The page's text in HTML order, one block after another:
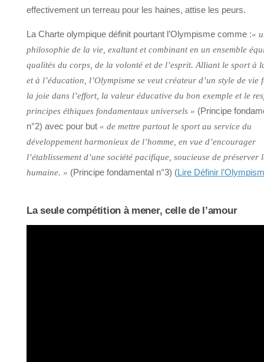
effectivement un terreau pour les haines, attise les peurs.
La Charte olympique définit pourtant l’Olympisme comme :«
philosophie de la vie, exaltant et combinant en un ensemble
qualités du corps, de la volonté et de l’esprit. Alliant le sport à
et à l’éducation, l’Olympisme se veut créateur d’un style de vie
la joie dans l’effort, la valeur éducative du bon exemple et le
principes éthiques fondamentaux universels » (Principe
n°2) avec pour but « de mettre partout le sport au service du
développement harmonieux de l’homme, en vue d’encourager
l’établissement d’une société pacifique, soucieuse de préserver
humaine. » (Principe fondamental n°3) (Lire Définir
La seule compétition à mener, celle de l’amour